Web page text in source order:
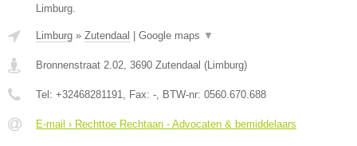
Limburg.
Limburg » Zutendaal | Google maps ▼
Bronnenstraat 2.02 3690 Zutendaal (Limburg)
Tel: +32468281191 , Fax: - , BTW-nr: 0560.670.688
E-mail › Rechttoe Rechtaan - Advocaten & bemiddelaars